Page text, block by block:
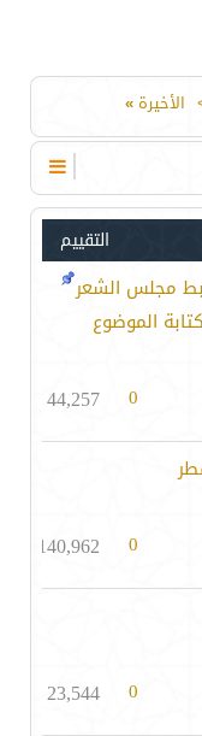
الأخيرة»
التقييم
مجلس الشعر
الموضوع
0
44,257
0
140,962
0
23,544